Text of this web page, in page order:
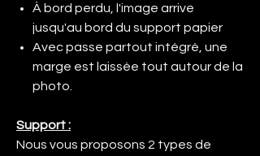
À bord perdu, l'image arrive
jusqu'au bord du support papier
Avec passe partout intégré, une
marge est laissée tout autour de la
photo.
Support :
Nous vous proposons 2 types de